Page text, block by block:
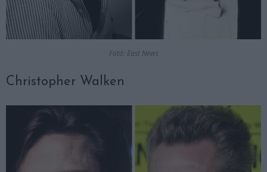
Fotó: East News
Christopher Walken